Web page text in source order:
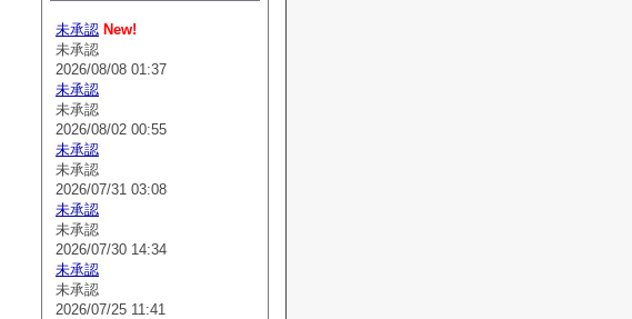
未承認 New!
未承認
2026/08/08 01:37
未承認
未承認
2026/08/02 00:55
未承認
未承認
2026/07/31 03:08
未承認
未承認
2026/07/30 14:34
未承認
未承認
2026/07/25 11:41